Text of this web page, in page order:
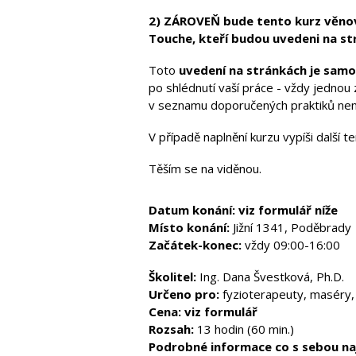
2) ZÁROVEŇ bude tento kurz
Touche, kteří budou uvedeni na
Toto uvedení na stránkách je
po shlédnutí vaší práce - vždy
v seznamu doporučených praktiků
V případě naplnění kurzu vypíši další
Těším se na viděnou.
Datum konání: viz formulář níže
Místo konání: Jižní 1341, Poděbrady
Začátek-konec: vždy 09:00-16:00
Školitel: Ing. Dana Švestková, Ph.D.
Určeno pro: fyzioterapeuty, maséry,
Cena: viz formulář
Rozsah: 13 hodin (60 min.)
Podrobné informace co s sebou